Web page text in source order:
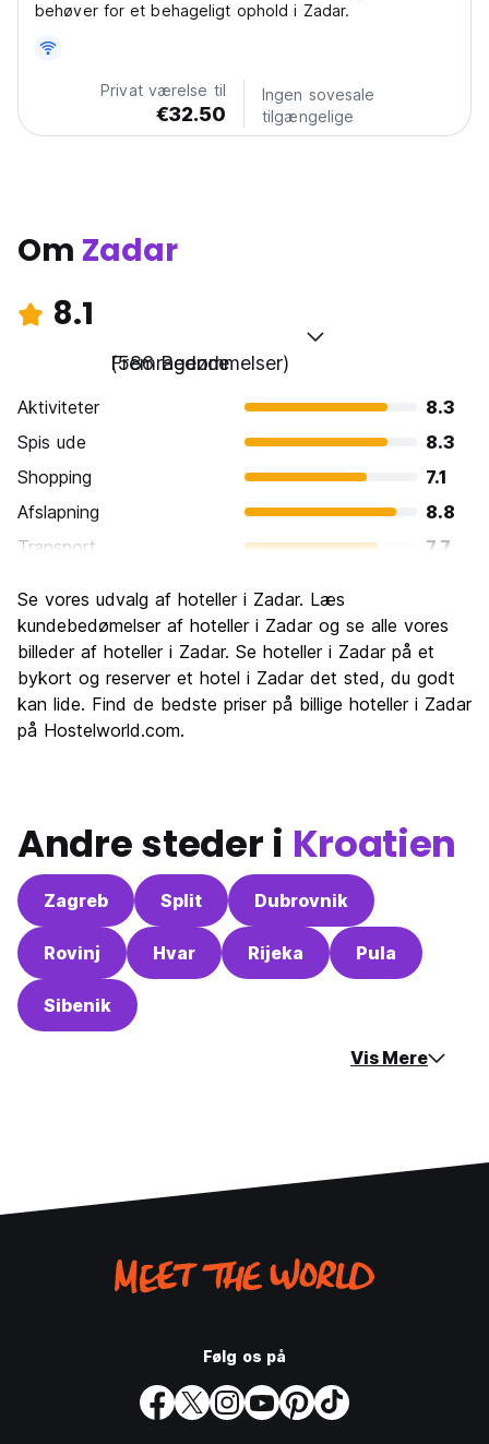
behøver for et behageligt ophold i Zadar.
Privat værelse til
€32.50
Ingen sovesale
tilgængelige
Om Zadar
8.1
Fremragende
(586 Bedømmelser)
Aktiviteter
8.3
Spis ude
8.3
Shopping
7.1
Afslapning
8.8
Transport
7.7
Kultur
8.5
Fester
7.5
Værdi for pengene
8.4
Se vores udvalg af hoteller i Zadar. Læs
kundebedømelser af hoteller i Zadar og se alle vores
billeder af hoteller i Zadar. Se hoteller i Zadar på et
bykort og reserver et hotel i Zadar det sted, du godt
kan lide. Find de bedste priser på billige hoteller i Zadar
på Hostelworld.com.
Andre steder i Kroatien
Zagreb Split Dubrovnik
Rovinj Hvar Rijeka Pula
Sibenik
Vis Mere
Følg os på